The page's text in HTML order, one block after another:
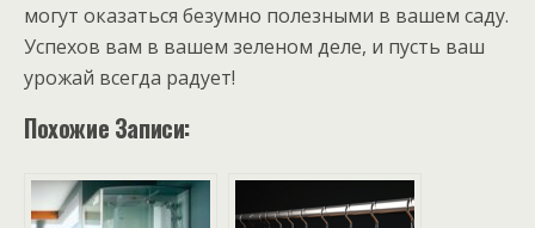
могут оказаться безумно полезными в вашем саду.
Успехов вам в вашем зеленом деле, и пусть ваш
урожай всегда радует!
Похожие Записи: